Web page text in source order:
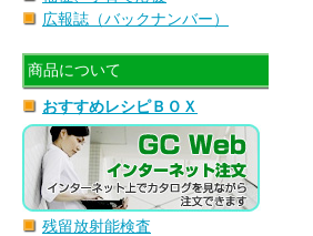
広報誌（バックナンバー）
商品について
おすすめレシピＢＯＸ
残留放射能検査